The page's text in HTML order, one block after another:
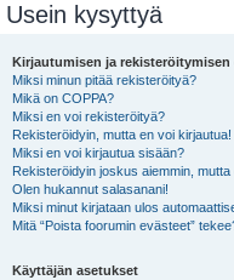
Usein kysyttyä
Kirjautumisen ja rekisteröitymisen
Miksi minun pitää rekisteröityä?
Mikä on COPPA?
Miksi en voi rekisteröityä?
Rekisteröidyin, mutta en voi kirjautua!
Miksi en voi kirjautua sisään?
Rekisteröidyin joskus aiemmin,
Olen hukannut salasanani!
Miksi minut kirjataan ulos
Mitä “Poista foorumin evästeet”
Käyttäjän asetukset